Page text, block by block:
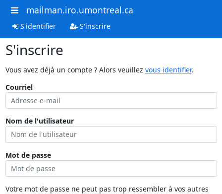
mailman.iro.umontreal.ca
S'identifier S'inscrire
S'inscrire
Vous avez déjà un compte ? Alors veuillez vous identifier.
Courriel
Nom de l'utilisateur
Mot de passe
Votre mot de passe ne peut pas trop ressembler à vos autres